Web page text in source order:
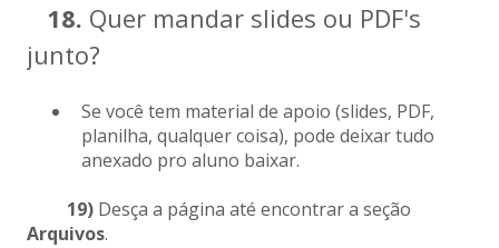
18. Quer mandar slides ou PDF's
junto?
Se você tem material de apoio (slides, PDF,
planilha, qualquer coisa), pode deixar tudo
anexado pro aluno baixar.
19) Desça a página até encontrar a seção
Arquivos.